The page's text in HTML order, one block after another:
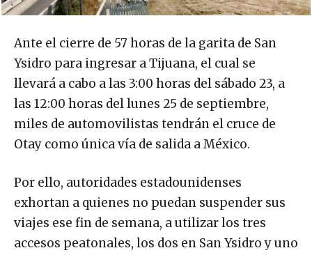
Ante el cierre de 57 horas de la garita de San
Ysidro para ingresar a Tijuana, el cual se
llevará a cabo a las 3:00 horas del sábado 23, a
las 12:00 horas del lunes 25 de septiembre,
miles de automovilistas tendrán el cruce de
Otay como única vía de salida a México.
Por ello, autoridades estadounidenses
exhortan a quienes no puedan suspender sus
viajes ese fin de semana, a utilizar los tres
accesos peatonales, los dos en San Ysidro y uno